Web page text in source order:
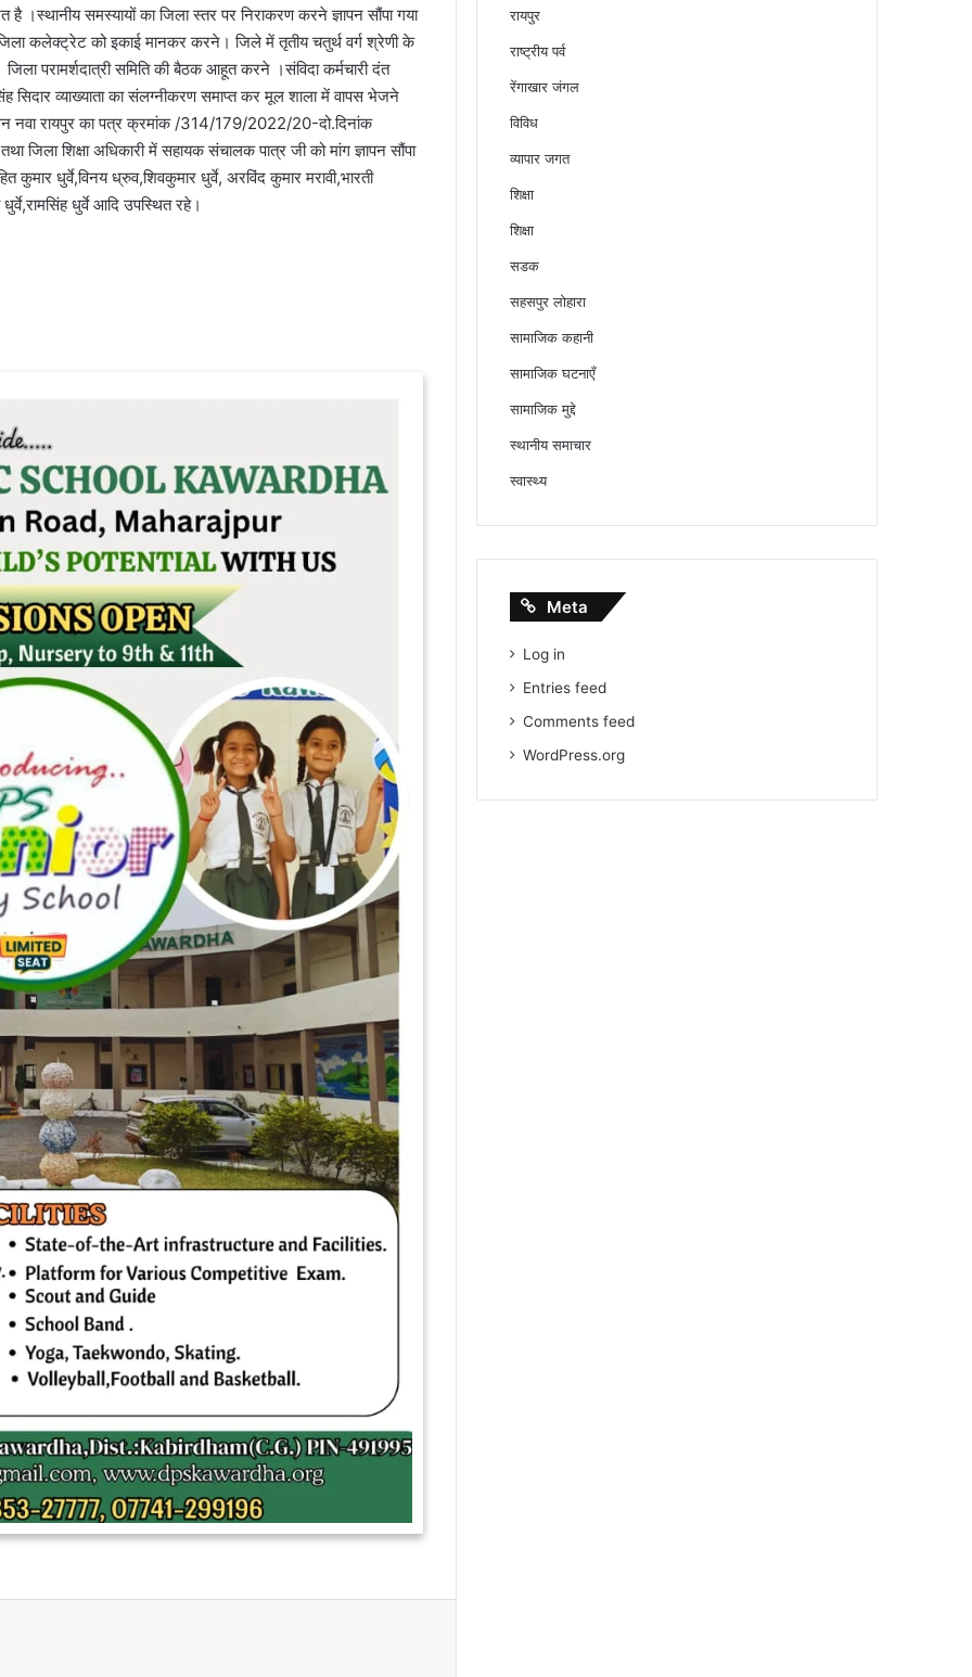
।स्थानीय समस्यायों का जिला स्तर पर निराकरण करने ज्ञापन सौंपा गया
जिला कलेक्ट्रेट को इकाई मानकर करने। जिले में तृतीय चतुर्थ वर्ग श्रेणी के
परामर्शदात्री समिति की बैठक आहूत करने ।संविदा कर्मचारी दंत
सिदार व्याख्याता का संलग्नीकरण समाप्त कर मूल शाला में वापस भेजने
नवा रायपुर का पत्र क्रमांक /314/179/2022/20-दो.दिनांक
शिक्षा अधिकारी में सहायक संचालक पात्र जी को मांग ज्ञापन सौंपा
धुर्वे,विनय ध्रुव,शिवकुमार धुर्वे, अरविंद कुमार मरावी,भारती
धुर्वे आदि उपस्थित रहे।
रायपुर
राष्ट्रीय पर्व
रेंगाखार जंगल
विविध
व्यापार जगत
शिक्षा
शिक्षा
सडक
सहसपुर लोहारा
सामाजिक कहानी
सामाजिक घटनाएँ
सामाजिक मुद्दे
स्थानीय समाचार
स्वास्थ्य
Meta
Log in
Entries feed
Comments feed
WordPress.org